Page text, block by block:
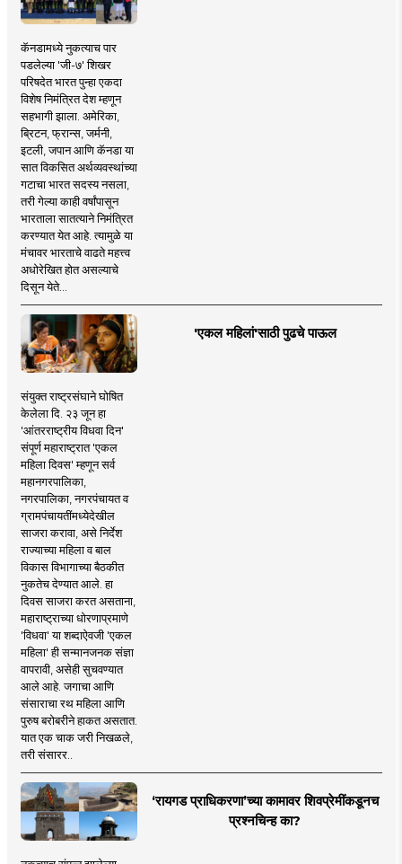
कॅनडामध्ये नुकत्याच पार
पडलेल्या 'जी-७' शिखर
परिषदेत भारत पुन्हा एकदा
विशेष निमंत्रित देश म्हणून
सहभागी झाला. अमेरिका,
ब्रिटन, फ्रान्स, जर्मनी,
इटली, जपान आणि कॅनडा या
सात विकसित अर्थव्यवस्थांच्या
गटाचा भारत सदस्य नसला,
तरी गेल्या काही वर्षांपासून
भारताला सातत्याने निमंत्रित
करण्यात येत आहे. त्यामुळे या
मंचावर भारताचे वाढते महत्त्व
अधोरेखित होत असल्याचे
दिसून येते...
'एकल महिलां'साठी पुढचे पाऊल
संयुक्त राष्ट्रसंघाने घोषित
केलेला दि. २३ जून हा
'आंतरराष्ट्रीय विधवा दिन'
संपूर्ण महाराष्ट्रात 'एकल
महिला दिवस' म्हणून सर्व
महानगरपालिका,
नगरपालिका, नगरपंचायत व
ग्रामपंचायतींमध्येदेखील
साजरा करावा, असे निर्देश
राज्याच्या महिला व बाल
विकास विभागाच्या बैठकीत
नुकतेच देण्यात आले. हा
दिवस साजरा करत असताना,
महाराष्ट्राच्या धोरणाप्रमाणे
'विधवा' या शब्दाऐवजी 'एकल
महिला' ही सन्मानजनक संज्ञा
वापरावी, असेही सुचवण्यात
आले आहे. जगाचा आणि
संसाराचा रथ महिला आणि
पुरुष बरोबरीने हाकत असतात.
यात एक चाक जरी निखळले,
तरी संसारर..
‘रायगड प्राधिकरणा’च्या कामावर शिवप्रेमींकडूनच
प्रश्नचिन्ह का?